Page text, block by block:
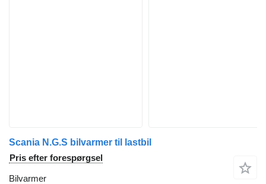
Scania N.G.S bilvarmer til lastbil
Pris efter forespørgsel
Bilvarmer